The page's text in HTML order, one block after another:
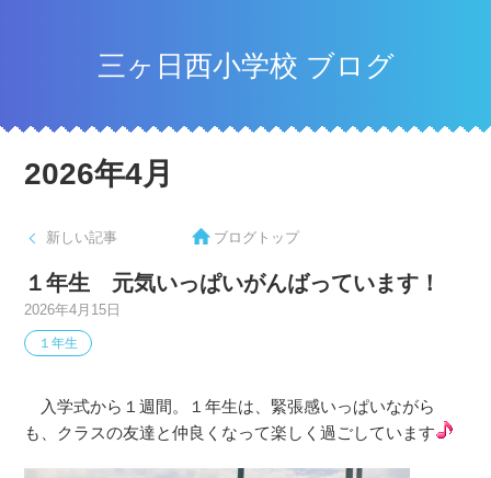
三ヶ日西小学校 ブログ
2026年4月
新しい記事 ブログトップ
１年生 元気いっぱいがんばっています！
2026年4月15日
１年生
入学式から１週間。１年生は、緊張感いっぱいながら
も、クラスの友達と仲良くなって楽しく過ごしています